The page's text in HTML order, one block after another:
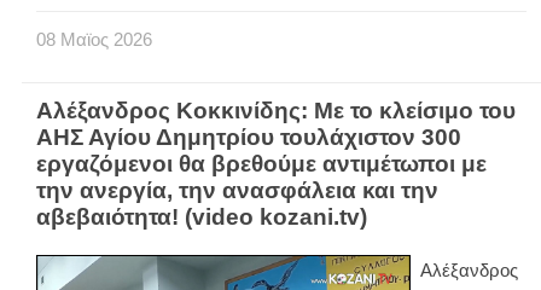
08 Μαϊος 2026
Αλέξανδρος Κοκκινίδης: Με το κλείσιμο του
ΑΗΣ Αγίου Δημητρίου τουλάχιστον 300
εργαζόμενοι θα βρεθούμε αντιμέτωποι με
την ανεργία, την ανασφάλεια και την
αβεβαιότητα! (video kozani.tv)
Αλέξανδρος